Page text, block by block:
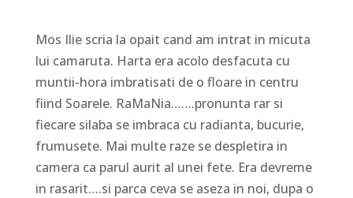
Mos Ilie scria la opait cand am intrat in micuta
lui camaruta. Harta era acolo desfacuta cu
muntii-hora imbratisati de o floare in centru
fiind Soarele. RaMaNia…….pronunta rar si
fiecare silaba se imbraca cu radianta, bucurie,
frumusete. Mai multe raze se despletira in
camera ca parul aurit al unei fete. Era devreme
in rasarit….si parca ceva se aseza in noi, dupa o